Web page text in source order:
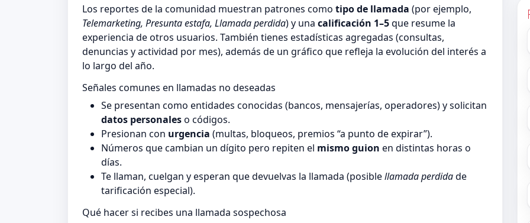
Los reportes de la comunidad muestran patrones como tipo de llamada (por ejemplo,
Telemarketing, Presunta estafa, Llamada perdida) y una calificación 1–5que resume la
experiencia de otros usuarios. También tienes estadísticas agregadas (consultas,
denuncias y actividad por mes), además de un gráfico que refleja la evolución del interés a
lo largo del año.
Señales comunes en llamadas no deseadas
Se presentan como entidades conocidas (bancos, mensajerías, operadores) y solicitan
datos personaleso códigos.
Presionan con urgencia (multas, bloqueos, premios “a punto de expirar”).
Números que cambian un dígito pero repiten el mismo guion en distintas horas o
días.
Te llaman, cuelgan y esperan que devuelvas la llamada (posiblellamada perdidade
tarificación especial).
Qué hacer si recibes una llamada sospechosa